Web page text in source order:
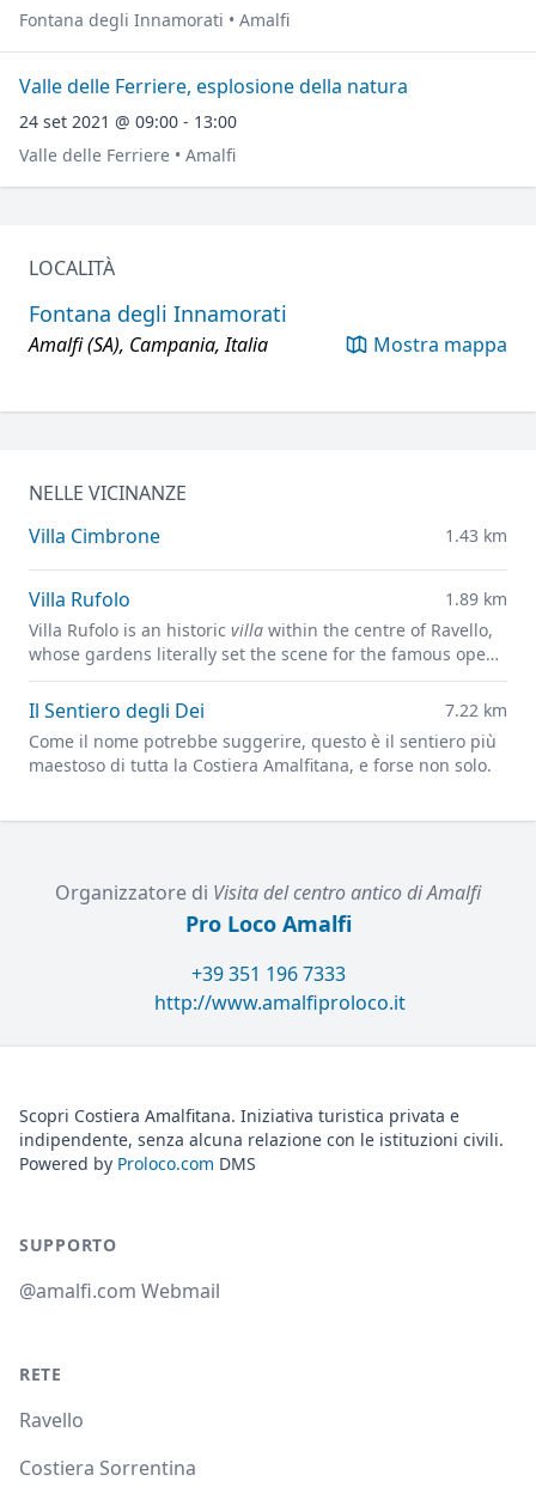
Fontana degli Innamorati • Amalfi
Valle delle Ferriere, esplosione della natura
24 set 2021 @ 09:00 - 13:00
Valle delle Ferriere • Amalfi
LOCALITÀ
Fontana degli Innamorati
Amalfi (SA), Campania, Italia Mostra mappa
NELLE VICINANZE
Villa Cimbrone
1.43 km
Villa Rufolo
1.89 km
Villa Rufolo is an historic villa within the centre of Ravello,
whose gardens literally set the scene for the famous open-
air Ravello Festival concerts overlooking the
Mediterranean.
Il Sentiero degli Dei
7.22 km
Come il nome potrebbe suggerire, questo è il sentiero più
maestoso di tutta la Costiera Amalfitana, e forse non solo.
Organizzatore di Visita del centro antico di Amalfi
Pro Loco Amalfi
+39 351 196 7333
http://www.amalfiproloco.it
Scopri Costiera Amalfitana. Iniziativa turistica privata e
indipendente, senza alcuna relazione con le istituzioni civili.
Powered by Proloco.com DMS
SUPPORTO
@amalfi.com Webmail
RETE
Ravello
Costiera Sorrentina